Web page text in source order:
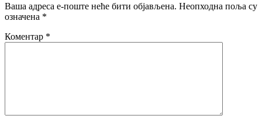
Ваша адреса е-поште неће бити објављена. Неопходна поља су
означена *
Коментар *